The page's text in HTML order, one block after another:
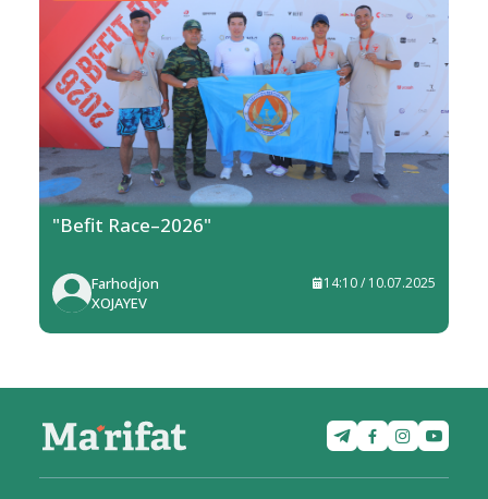
"Befit Race–2026"
Farhodjon
XOJAYEV
14:10 / 10.07.2025